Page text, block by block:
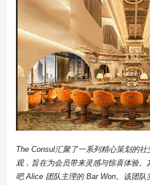
The Consul汇聚了一系列精心策划的
观，旨在为会员带来灵感与惊喜体验
吧 Alice 团队主理的 Bar Won。该团